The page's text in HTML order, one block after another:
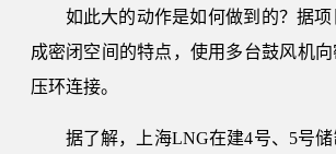
如此大的动作是如何做到的？据
成密闭空间的特点，使用多台鼓风机
压环连接。
据了解，上海LNG在建4号、5号